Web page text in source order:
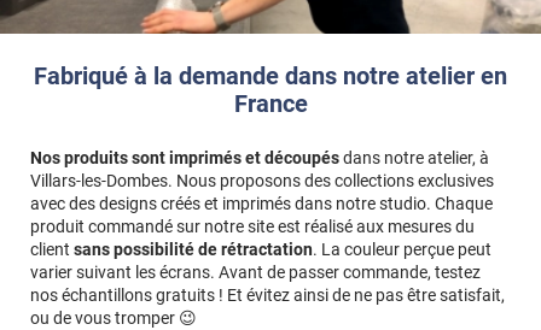
Fabriqué à la demande dans notre atelier en
France
Nos produits sont imprimés et découpésdans notre atelier, à
Villars-les-Dombes. Nous proposons des collections exclusives
avec des designs créés et imprimés dans notre studio. Chaque
produit commandé sur notre site est réalisé aux mesures du
client sans possibilité de rétractation. La couleur perçue peut
varier suivant les écrans. Avant de passer commande, testez
nos échantillons gratuits ! Et évitez ainsi de ne pas être satisfait,
ou de vous tromper 😉